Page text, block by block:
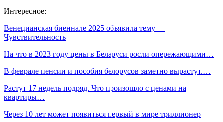
Интересное:
Венецианская биеннале 2025 объявила тему —
Чувствительность
На что в 2023 году цены в Беларуси росли опережающими…
В феврале пенсии и пособия белорусов заметно вырастут.…
Растут 17 недель подряд. Что произошло с ценами на
квартиры…
Через 10 лет может появиться первый в мире триллионер